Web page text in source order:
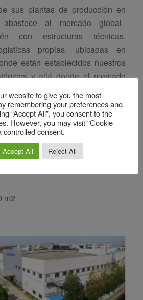
sus plantas de producción en
al mercado global.
con estructuras técnicas,
propias, ubicadas en
están establecidos nuestros
y allá donde el mercado
m2
website to give you the most
remembering your preferences and
“Accept All”, you consent to the
However, you may visit "Cookie
consent.
Accept All Reject All